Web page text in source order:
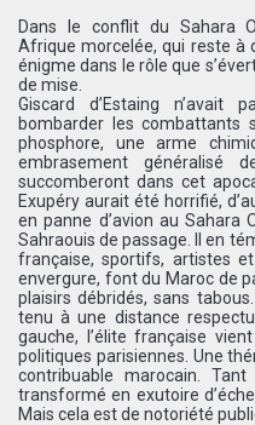
Dans le conflit du Sahara
Afrique morcelée, qui reste à
énigme dans le rôle que
de mise.
Giscard d’Estaing
bombarder les combattants
phosphore, une arme
embrasement généralisé
succomberont dans cet
Exupéry aurait été horrifié,
en panne d’avion au Sahara
Sahraouis de passage. Il en
française, sportifs, artistes
envergure, font du Maroc de
plaisirs débridés, sans
tenu à une distance
gauche, l’élite française
politiques parisiennes. Une
contribuable marocain.
transformé en exutoire
Mais cela est de notoriété